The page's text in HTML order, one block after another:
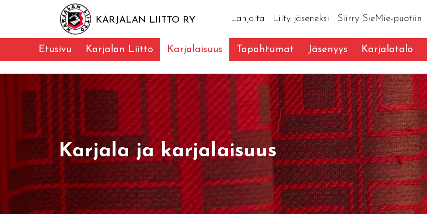
KARJALAN LIITTO RY Lahjoita Liity jäseneksi Siirry SieMie-puotiin
Etusivu Karjalan Liitto Karjalaisuus Tapahtumat Jäsenyys Karjalatalo
Karjala ja karjalaisuus